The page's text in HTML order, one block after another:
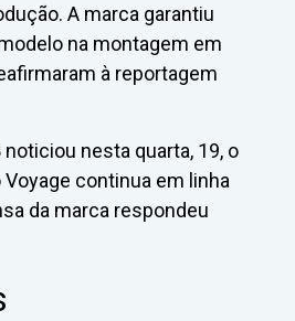
A marca garantiu
na montagem em
à reportagem
noticiou nesta quarta, 19, o
continua em linha
da marca respondeu